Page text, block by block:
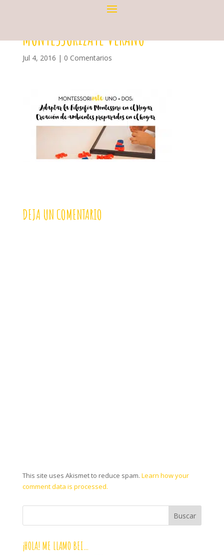
MONTESSORIZATE VERANO
Jul 4, 2016 | 0 Comentarios
DEJA UN COMENTARIO
This site uses Akismet to reduce spam. Learn how your
comment data is processed.
¡HOLA! ME LLAMO BEI…